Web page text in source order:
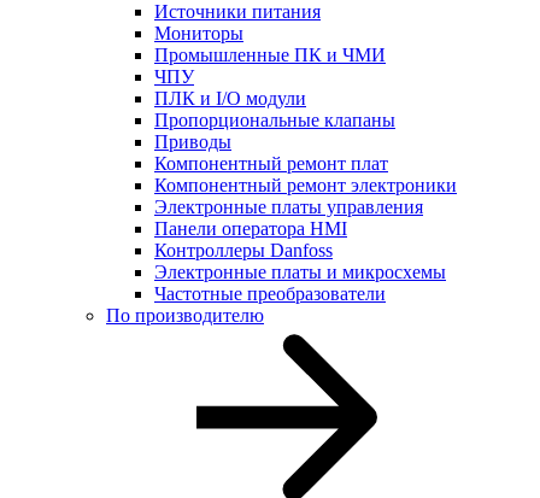
Источники питания
Мониторы
Промышленные ПК и ЧМИ
ЧПУ
ПЛК и I/O модули
Пропорциональные клапаны
Приводы
Компонентный ремонт плат
Компонентный ремонт электроники
Электронные платы управления
Панели оператора HMI
Контроллеры Danfoss
Электронные платы и микросхемы
Частотные преобразователи
По производителю